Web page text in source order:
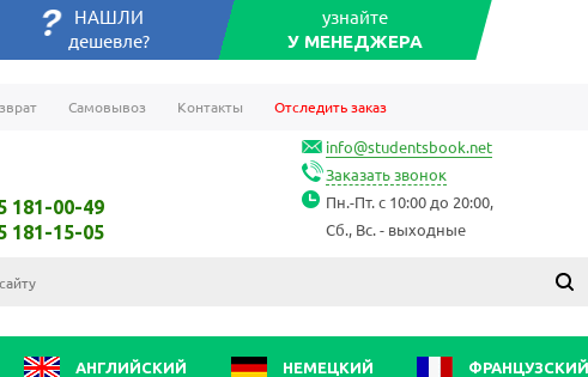
НАШЛИ
дешевле?
узнайте
У МЕНЕДЖЕРА
Самовывоз Контакты Отследить заказ
181-00-49
181-15-05
info@studentsbook.net
Заказать звонок
Пн.-Пт. с 10:00 до 20:00,
Сб., Вс. - выходные
АНГЛИЙСКИЙ НЕМЕЦКИЙ ФРАНЦУЗСКИЙ